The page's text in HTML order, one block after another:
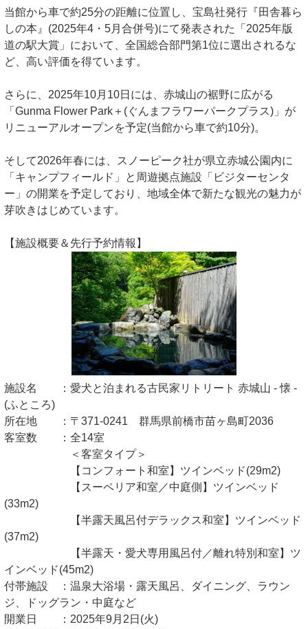
当館から車で約25分の距離に位置し、宝島社発行『田舎暮ら
しの本』(2025年4・5月合併号)にて発表された「2025年版
道の駅大賞」において、全国総合部門第1位に選出されるな
ど、高い評価を得ています。
さらに、2025年10月10日には、赤城山の裾野に広がる
「Gunma Flower Park＋(ぐんまフラワーパークプラス)」が
リニューアルオープンを予定(当館から車で約10分)。
そして2026年春には、スノーピーク社が県立赤城公園内に
「キャンプフィールド」と周遊拠点施設「ビジターセンタ
ー」の開業を予定しており、地域全体で新たな観光の魅力が
芽吹きはじめています。
【施設概要＆先行予約情報】
施設名 ：愛犬と泊まれる古民家リトリート 赤城山 - 懐 -
(ふところ)
所在地 ：〒371-0241 群馬県前橋市苗ヶ島町2036
客室数 ：全14室
＜客室タイプ＞
【コンフォート和室】ツインベッド(29m2)
【スーペリア和室／中庭側】ツインベッド
(33m2)
【半露天風呂付デラックス和室】ツインベッド
(37m2)
【半露天・愛犬専用風呂付／離れ特別和室】ツ
インベッド(45m2)
付帯施設 ：温泉大浴場・露天風呂、ダイニング、ラウン
ジ、ドッグラン・中庭など
開業日 ：2025年9月2日(火)